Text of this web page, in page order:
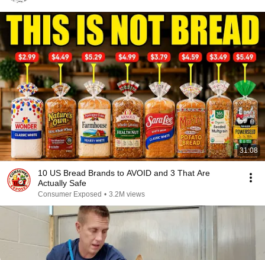
31:08
10 US Bread Brands to AVOID and 3 That Are
Actually Safe
Consumer Exposed • 3.2M views